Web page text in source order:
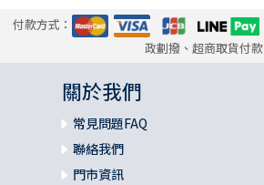
付款方式：
政劃撥、超商取貨付款
關於我們
常見問題FAQ
聯絡我們
門市資訊